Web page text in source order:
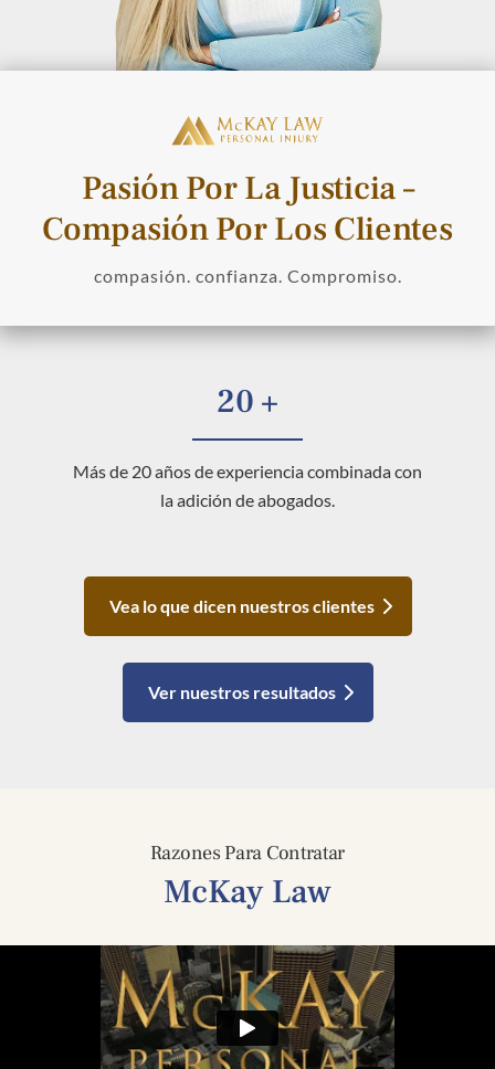
Pasión Por La Justicia –
Compasión Por Los Clientes
compasión. confianza. Compromiso.
20 +
Más de 20 años de experiencia combinada con
la adición de abogados.
Vea lo que dicen nuestros clientes
Ver nuestros resultados
Razones Para Contratar
McKay Law